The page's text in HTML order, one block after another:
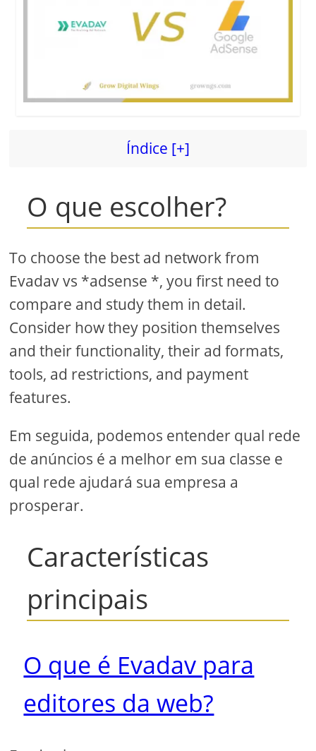
Índice [+]
O que escolher?
To choose the best ad network from
Evadav vs *adsense *, you first need to
compare and study them in detail.
Consider how they position themselves
and their functionality, their ad formats,
tools, ad restrictions, and payment
features.
Em seguida, podemos entender qual rede
de anúncios é a melhor em sua classe e
qual rede ajudará sua empresa a
prosperar.
Características
principais
O que é Evadav para
editores da web?